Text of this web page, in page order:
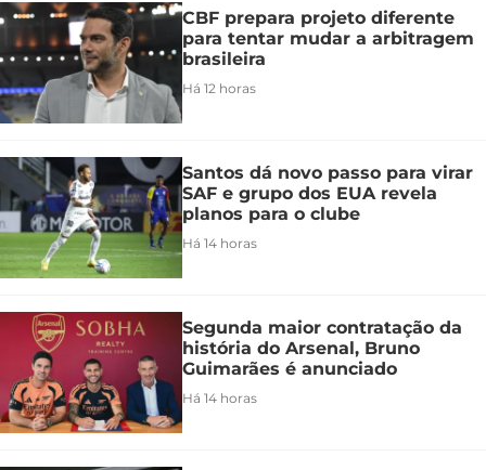
CBF prepara projeto diferente
para tentar mudar a arbitragem
brasileira
Há 12 horas
Santos dá novo passo para virar
SAF e grupo dos EUA revela
planos para o clube
Há 14 horas
Segunda maior contratação da
história do Arsenal, Bruno
Guimarães é anunciado
Há 14 horas